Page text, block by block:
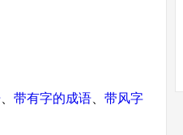
带有字的成语
带风字